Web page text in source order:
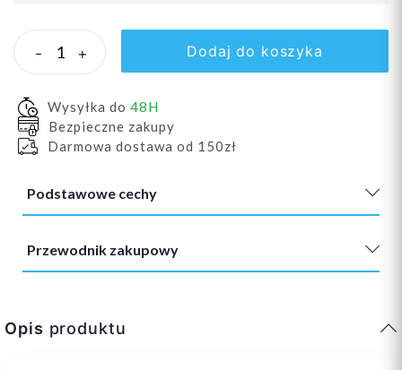
- + Dodaj do koszyka
Wysyłka do 48H
Bezpieczne zakupy
Darmowa dostawa od 150zł
Podstawowe cechy
Przewodnik zakupowy
Opis produktu